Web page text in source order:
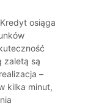
osiąga
zaletą są
–
kilka minut,